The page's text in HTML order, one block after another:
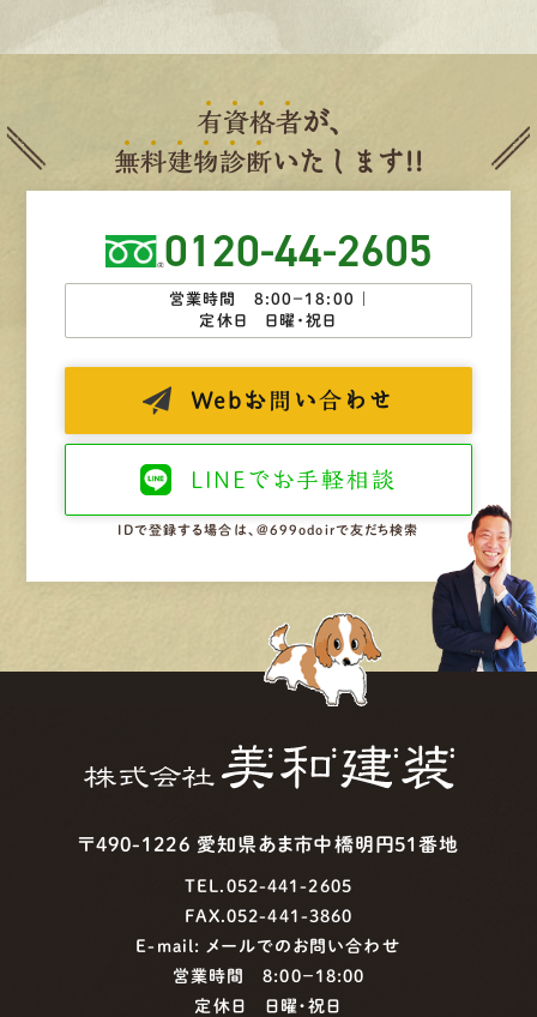
有資格者が、
無料建物診断いたします!!
0120-44-2605
営業時間 8:00−18:00 ｜
定休日 日曜・祝日
Web お問い合わせ
LINEで お手軽相談
IDで登録する場合は、@699odoirで友だち検索
〒490-1226 愛知県あま市中橋明円51番地
TEL.052-441-2605
FAX.052-441-3860
E-mail: メールでのお問い合わせ
営業時間 8:00−18:00
定休日 日曜・祝日